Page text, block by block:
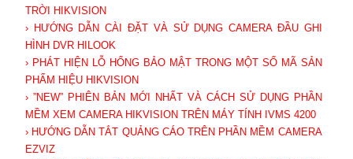
TRỜI HIKVISION
› HƯỚNG DẪN CÀI ĐẶT VÀ SỬ DỤNG CAMERA ĐẦU GHI
HÌNH DVR HILOOK
› PHÁT HIỆN LỖ HỔNG BẢO MẬT TRONG MỘT SỐ MÃ SẢN
PHẨM HIỆU HIKVISION
› ”NEW” PHIÊN BẢN MỚI NHẤT VÀ CÁCH SỬ DỤNG PHẦN
MỀM XEM CAMERA HIKVISION TRÊN MÁY TÍNH IVMS 4200
› HƯỚNG DẪN TẮT QUẢNG CÁO TRÊN PHẦN MỀM CAMERA
EZVIZ